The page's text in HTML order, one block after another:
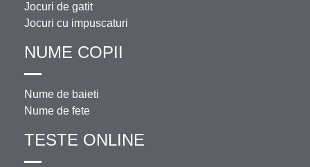
Jocuri de gatit
Jocuri cu impuscaturi
NUME COPII
Nume de baieti
Nume de fete
TESTE ONLINE